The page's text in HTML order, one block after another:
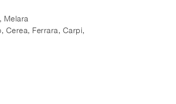
, Melara
Cerea, Ferrara, Carpi,